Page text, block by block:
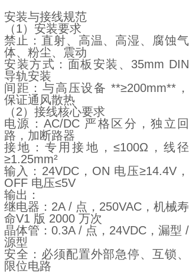
安装与接线规范
（1）安装要求
禁止：直射、高温、高湿、腐蚀气
体、粉尘、震动
安装方式：面板安装、35mm DIN
导轨安装
间距：与高压设备 **≥200mm**，
保证通风散热
（2）接线核心要求
电源：AC/DC 严格区分，独立回
路，加断路器
接地：专用接地，≤100Ω，线径
≥1.25mm²
输入：24VDC，ON 电压≥14.4V，
OFF 电压≤5V
输出：
继电器：2A / 点，250VAC，机械寿
命V1 版 2000 万次
晶体管：0.3A / 点，24VDC，漏型 /
源型
安全：必须配置外部急停、互锁、
限位电路